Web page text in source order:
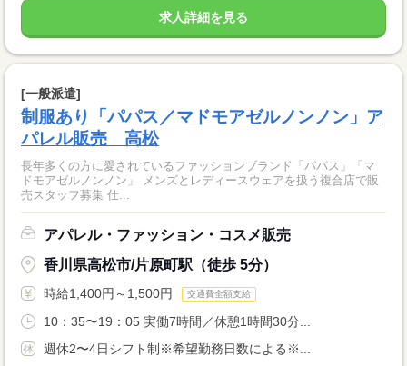
求人詳細を見る
[一般派遣]
制服あり「パパス／マドモアゼルノンノン」ア
パレル販売 高松
長年多くの方に愛されているファッションブランド「パパス」「マ
ドモアゼルノンノン」 メンズとレディースウェアを扱う複合店で販
売スタッフ募集 仕...
アパレル・ファッション・コスメ販売
香川県高松市/片原町駅（徒歩 5分）
時給1,400円～1,500円 交通費全額支給
10：35〜19：05 実働7時間／休憩1時間30分...
週休2〜4日シフト制※希望勤務日数による※...